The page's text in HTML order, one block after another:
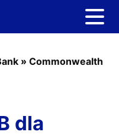
» Commonwealth
dla